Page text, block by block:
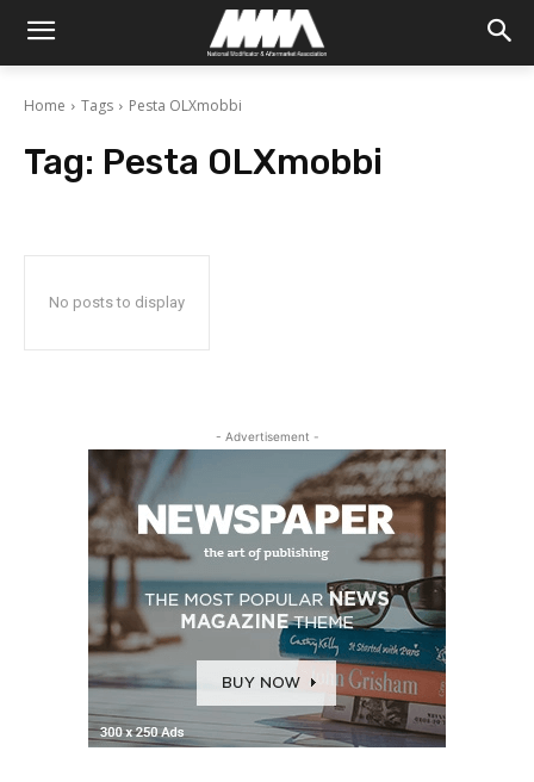
Home Tags Pesta OLXmobbi
Tag: Pesta OLXmobbi
No posts to display
- Advertisement -